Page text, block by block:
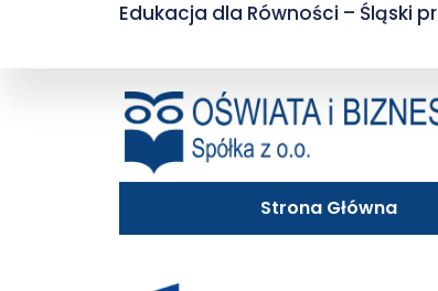
Edukacja dla Równości – Śląski
Strona Główna